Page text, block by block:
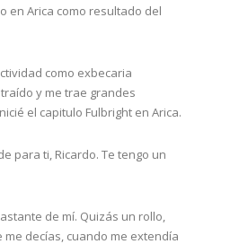
en Arica como resultado del
como exbecaria
y me trae grandes
el capitulo Fulbright en Arica.
para ti, Ricardo. Te tengo un
de mí. Quizás un rollo,
me decías, cuando me extendía